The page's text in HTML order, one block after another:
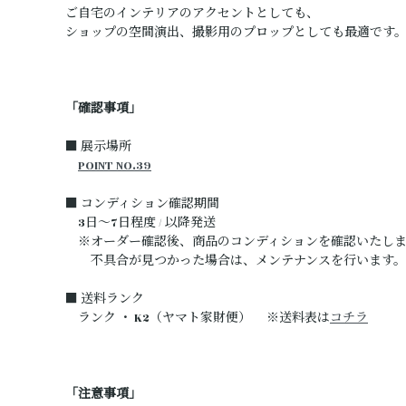
ご自宅のインテリアのアクセントとしても、
ショップの空間演出、撮影用のプロップとしても最適です。
「確認事項」
■ 展示場所
POINT NO.39
■ コンディション確認期間
3日～7日程度 / 以降発送
※オーダー確認後、商品のコンディションを確認いたし
不具合が見つかった場合は、メンテナンスを行います。
■ 送料ランク
ランク ・ K2（ヤマト家財便） ※送料表はコチラ
「注意事項」